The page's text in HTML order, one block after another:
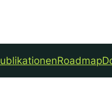
Roadmap